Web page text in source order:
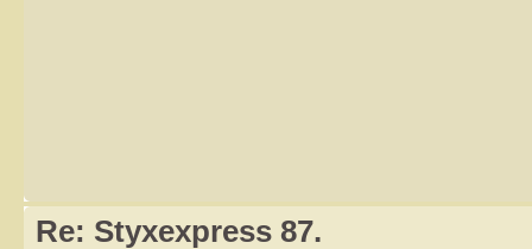
Re: Styxexpress 87.